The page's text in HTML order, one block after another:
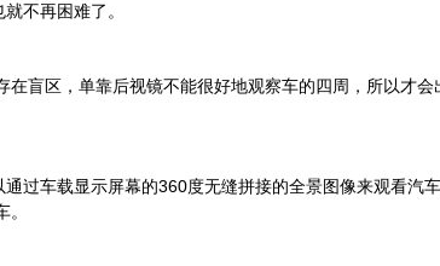
不再困难了。
在盲区，单靠后视镜不能很好地观察车的四周，所以才
过车载显示屏幕的360度无缝拼接的全景图像来观看汽